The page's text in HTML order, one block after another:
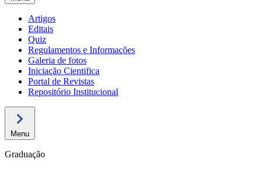
Artigos
Editais
Quiz
Regulamentos e Informações
Galeria de fotos
Iniciação Cientifica
Portal de Revistas
Repositório Institucional
Menu
Graduação